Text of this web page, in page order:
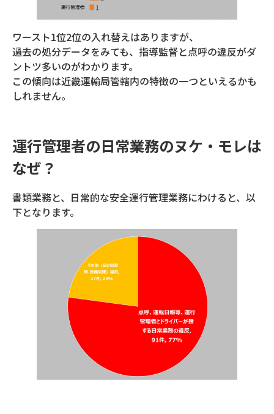
ワースト1位2位の入れ替えはありますが、
過去の処分データをみても、指導監督と点呼の違反がダ
ントツ多いのがわかります。
この傾向は近畿運輸局管轄内の特徴の一つといえるかも
しれません。
運行管理者の日常業務のヌケ・モレは
なぜ？
書類業務と、日常的な安全運行管理業務にわけると、以
下となります。